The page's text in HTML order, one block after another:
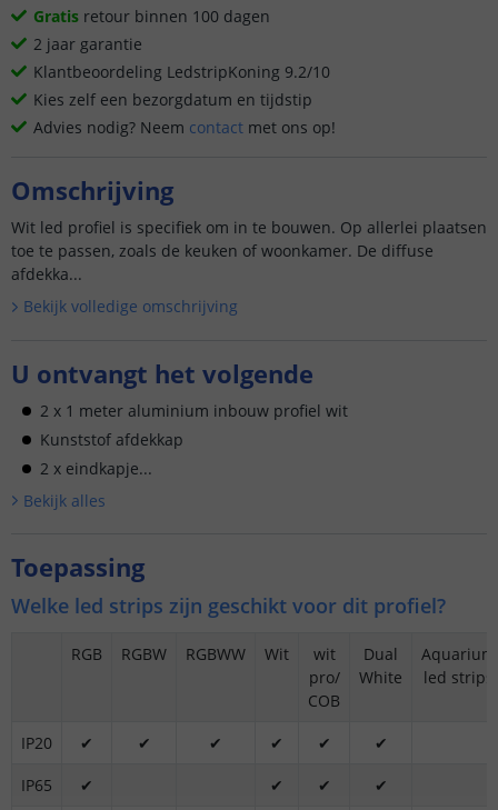
Gratis retour binnen 100 dagen
2 jaar garantie
Klantbeoordeling LedstripKoning 9.2/10
Kies zelf een bezorgdatum en tijdstip
Advies nodig? Neem contact met ons op!
Omschrijving
Wit led profiel is specifiek om in te bouwen. Op allerlei plaatsen
toe te passen, zoals de keuken of woonkamer. De diffuse
afdekka...
Bekijk volledige omschrijving
U ontvangt het volgende
2 x 1 meter aluminium inbouw profiel wit
Kunststof afdekkap
2 x eindkapje...
Bekijk alles
Toepassing
Welke led strips zijn geschikt voor dit profiel?
RGB RGBW RGBWW Wit
wit
pro/
COB
Dual
White
Aquarium
led strips
IP20 ✔ ✔ ✔ ✔ ✔
✔
IP65
✔ ✔ ✔ ✔